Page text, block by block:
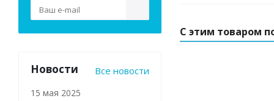
С этим товаром
Новости Все новости
15 мая 2025